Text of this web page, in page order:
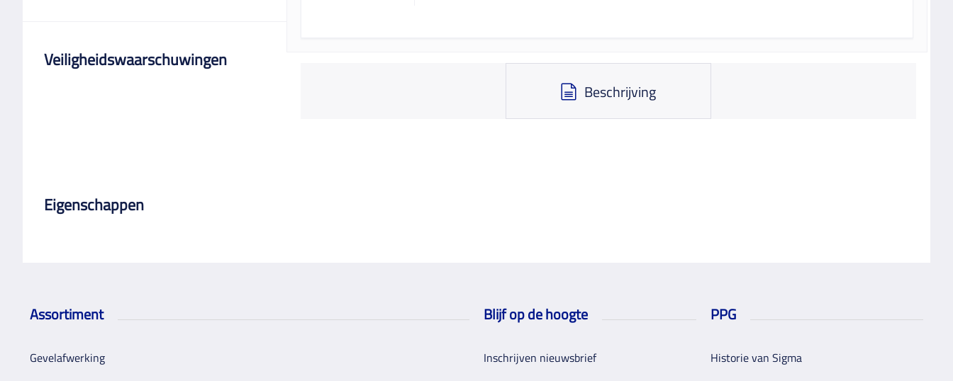
Veiligheidswaarschuwingen
Eigenschappen
Beschrijving
Assortiment
Gevelafwerking
Blijf op de hoogte
Inschrijven nieuwsbrief
PPG
Historie van Sigma